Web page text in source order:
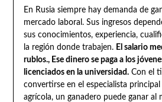
En Rusia siempre hay demanda de
mercado laboral. Sus ingresos
sus conocimientos, experiencia,
la región donde trabajen. El salario
rublos., Ese dinero se paga a los
licenciados en la universidad.Con el
convertirse en el especialista
agrícola, un ganadero puede ganar al